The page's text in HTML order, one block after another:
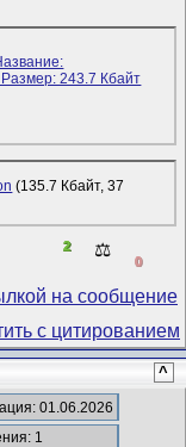
(135.7 Кбайт, 37
2 ⚖️
0
^
01.06.2026
1